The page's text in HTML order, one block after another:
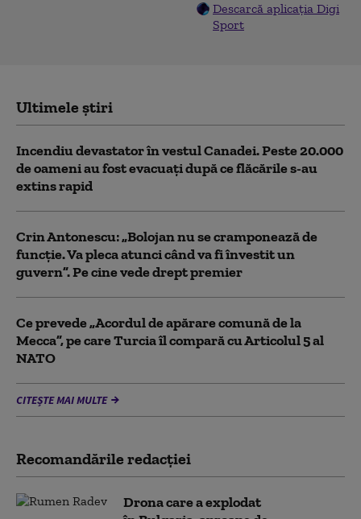
Descarcă aplicația Digi
Sport
Ultimele știri
Incendiu devastator în vestul Canadei. Peste 20.000
de oameni au fost evacuați după ce flăcările s-au
extins rapid
Crin Antonescu: „Bolojan nu se cramponează de
funcție. Va pleca atunci când va fi învestit un
guvern”. Pe cine vede drept premier
Ce prevede „Acordul de apărare comună de la
Mecca”, pe care Turcia îl compară cu Articolul 5 al
NATO
CITEȘTE MAI MULTE
Recomandările redacţiei
Drona care a explodat